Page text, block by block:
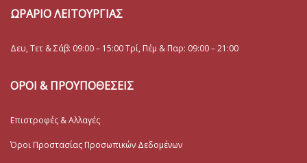
ΩΡΑΡΙΟ ΛΕΙΤΟΥΡΓΙΑΣ
Δευ, Τετ & Σάβ: 09:00 – 15:00 Τρί, Πέμ & Παρ: 09:00 – 21:00
ΟΡΟΙ & ΠΡΟΥΠΟΘΕΣΕΙΣ
Επιστροφές & Αλλαγές
Όροι Προστασίας Προσωπικών Δεδομένων